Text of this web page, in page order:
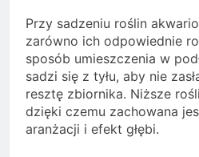
Przy sadzeniu roślin
zarówno ich odpowiednie
sposób umieszczenia w
sadzi się z tyłu, aby nie
resztę zbiornika. Niższe
dzięki czemu zachowana
aranżacji i efekt głębi.